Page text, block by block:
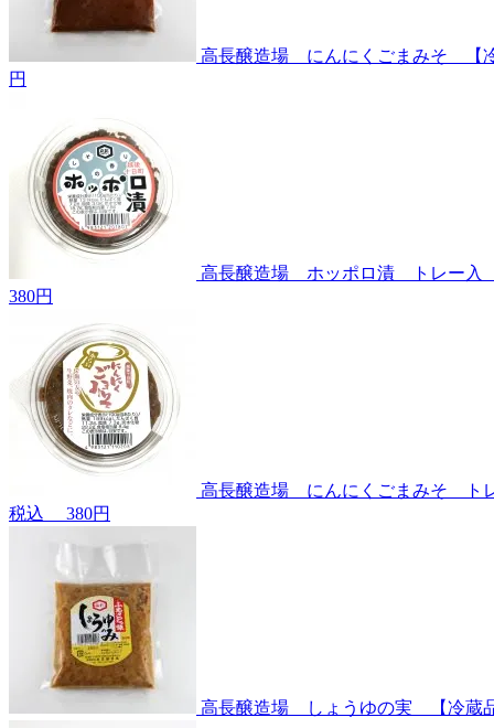
高長醸造場 にんにくごまみそ 【
円
高長醸造場 ホッポロ漬 トレー入
380円
高長醸造場 にんにくごまみそ ト
税込
380円
高長醸造場 しょうゆの実 【冷蔵